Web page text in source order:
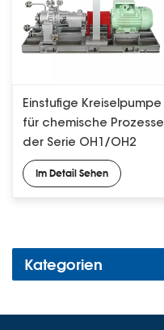
Einstufige Kreiselpumpe
für chemische Prozesse
der Serie OH1/OH2
gemäß API 610
Im Detail Sehen
Kategorien